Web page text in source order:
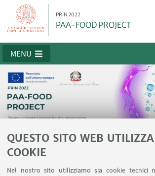
QUESTO SITO WEB
COOKIE
Nel nostro sito utilizziamo sia cookie tecnici
PRIN 2022
PAA-FOOD PROJECT
MENU
PAA-FOOD PROJECT